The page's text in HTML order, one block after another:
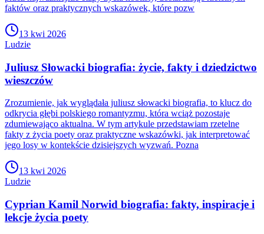
faktów oraz praktycznych wskazówek, które pozw
13 kwi 2026
Ludzie
Juliusz Słowacki biografia: życie, fakty i dziedzictwo
wieszczów
Zrozumienie, jak wyglądała juliusz słowacki biografia, to klucz do
odkrycia głębi polskiego romantyzmu, która wciąż pozostaje
zdumiewająco aktualna. W tym artykule przedstawiam rzetelne
fakty z życia poety oraz praktyczne wskazówki, jak interpretować
jego losy w kontekście dzisiejszych wyzwań. Pozna
13 kwi 2026
Ludzie
Cyprian Kamil Norwid biografia: fakty, inspiracje i
lekcje życia poety